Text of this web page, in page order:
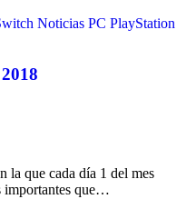
Noticias PC PlayStation
la que cada día 1 del mes
importantes que…